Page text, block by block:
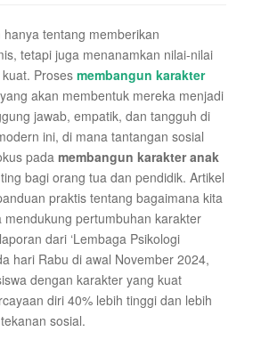
tentang memberikan
tetapi juga menanamkan nilai-nilai
Proses membangun karakter
akan membentuk mereka menjadi
jawab, empatik, dan tangguh di
ini, di mana tantangan sosial
pada membangun karakter anak
bagi orang tua dan pendidik. Artikel
praktis tentang bagaimana kita
pertumbuhan karakter
dari ‘Lembaga Psikologi
hari Rabu di awal November 2024,
dengan karakter yang kuat
diri 40% lebih tinggi dan lebih
sosial.